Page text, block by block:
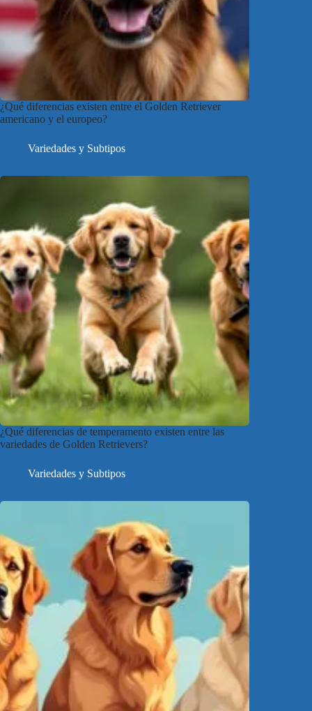
¿Qué diferencias existen entre el Golden Retriever
americano y el europeo?
Variedades y Subtipos
¿Qué diferencias de temperamento existen entre las
variedades de Golden Retrievers?
Variedades y Subtipos